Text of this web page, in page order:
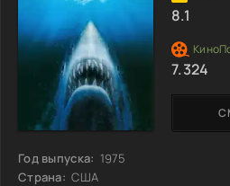
Год выпуска: 1975
Страна: США
8.1
7.324